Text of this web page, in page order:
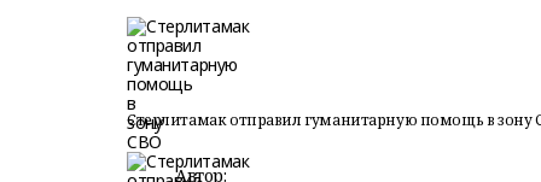
Стерлитамак отправил гуманитарную помощь в зону
Автор: